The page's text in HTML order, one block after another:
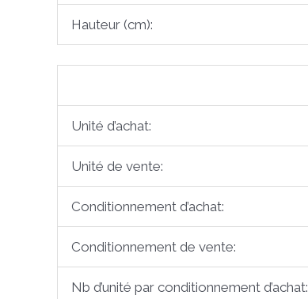
Hauteur (cm):
Unité d’achat:
Unité de vente:
Conditionnement d’achat:
Conditionnement de vente:
Nb d’unité par conditionnement d’achat: